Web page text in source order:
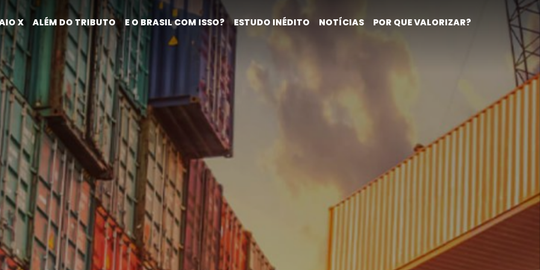
X ALÉM DO TRIBUTO E O BRASIL COM ISSO? ESTUDO INÉDITO NOTÍCIAS POR QUE VALORIZAR?